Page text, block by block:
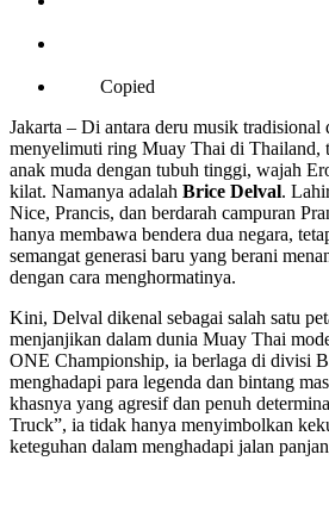
Copied
Jakarta – Di antara deru musik tradisional
menyelimuti ring Muay Thai di Thailand,
anak muda dengan tubuh tinggi, wajah
kilat. Namanya adalah Brice Delval.
Nice, Prancis, dan berdarah campuran
hanya membawa bendera dua negara,
semangat generasi baru yang berani
dengan cara menghormatinya.
Kini, Delval dikenal sebagai salah satu
menjanjikan dalam dunia Muay Thai
ONE Championship, ia berlaga di divisi
menghadapi para legenda dan bintang
khasnya yang agresif dan penuh
Truck”, ia tidak hanya menyimbolkan
keteguhan dalam menghadapi jalan